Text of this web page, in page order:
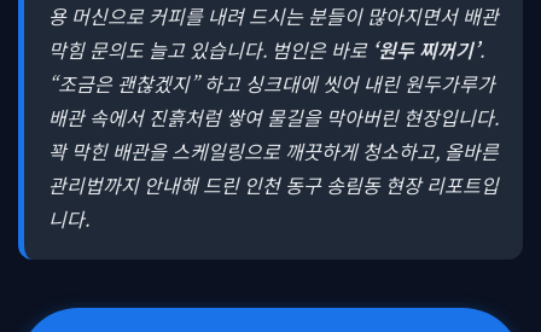
용 머신으로 커피를 내려 드시는 분들이 많아지면서 배관
막힘 문의도 늘고 있습니다. 범인은 바로 ‘원두 찌꺼기’.
“조금은 괜찮겠지” 하고 싱크대에 씻어 내린 원두가루가
배관 속에서 진흙처럼 쌓여 물길을 막아버린 현장입니다.
꽉 막힌 배관을 스케일링으로 깨끗하게 청소하고, 올바른
관리법까지 안내해 드린 인천 동구 송림동 현장 리포트입
니다.